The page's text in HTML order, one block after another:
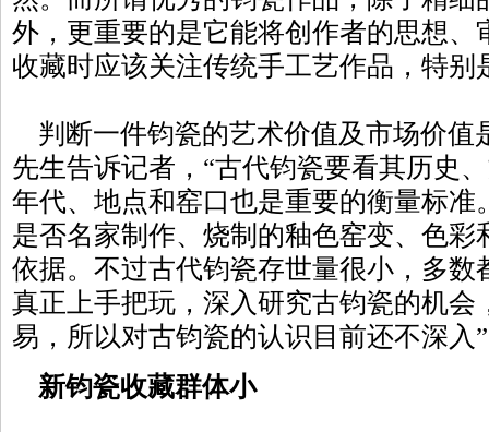
外，更重要的是它能将创作者的思想、
收藏时应该关注传统手工艺作品，特别
判断一件钧瓷的艺术价值及市场价值
先生告诉记者，“古代钧瓷要看其历史
年代、地点和窑口也是重要的衡量标准
是否名家制作、烧制的釉色窑变、色彩
依据。不过古代钧瓷存世量很小，多数
真正上手把玩，深入研究古钧瓷的机会
易，所以对古钧瓷的认识目前还不深入
新钧瓷收藏群体小